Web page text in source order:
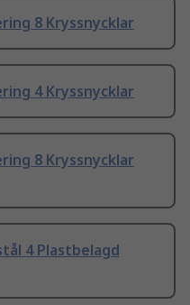
8 Kryssnycklar
4 Kryssnycklar
8 Kryssnycklar
4 Plastbelagd